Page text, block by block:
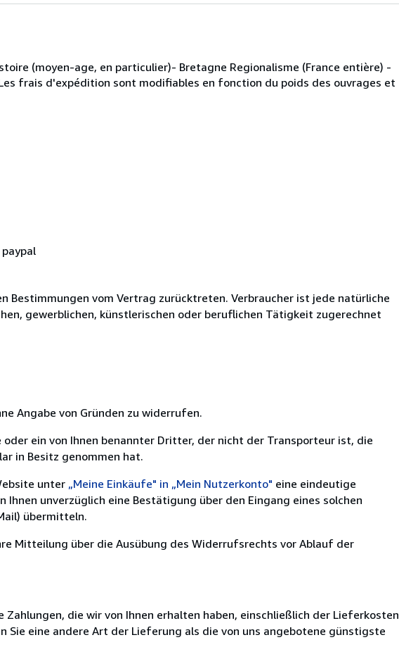
(moyen-age, en particulier)- Bretagne Regionalisme (France entière) -
frais d'expédition sont modifiables en fonction du poids des ouvrages et
Bestimmungen vom Vertrag zurücktreten. Verbraucher ist jede natürliche
gewerblichen, künstlerischen oder beruflichen Tätigkeit zugerechnet
Angabe von Gründen zu widerrufen.
ein von Ihnen benannter Dritter, der nicht der Transporteur ist, die
in Besitz genommen hat.
unter „Meine Einkäufe" in „Mein Nutzerkonto" eine eindeutige
Ihnen unverzüglich eine Bestätigung über den Eingang eines solchen
übermitteln.
Mitteilung über die Ausübung des Widerrufsrechts vor Ablauf der
die wir von Ihnen erhalten haben, einschließlich der Lieferkosten
Sie eine andere Art der Lieferung als die von uns angebotene günstigste